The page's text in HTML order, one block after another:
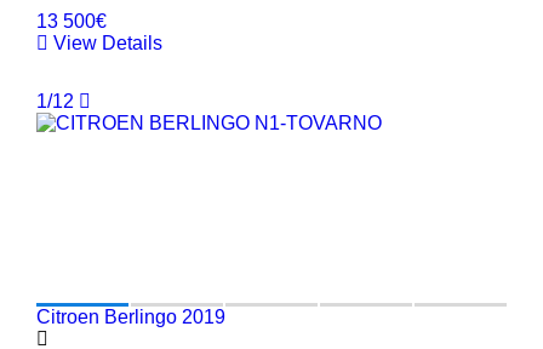
13 500€
View Details
1/12
Citroen Berlingo 2019